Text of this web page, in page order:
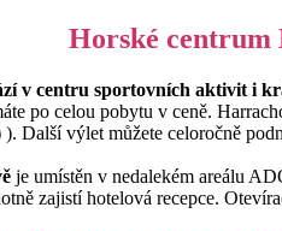
Horské centrum
v centru sportovních aktivit i
po celou pobytu v ceně.
). Další výlet můžete celoročně
je umístěn v nedalekém areálu
zajistí hotelová recepce.